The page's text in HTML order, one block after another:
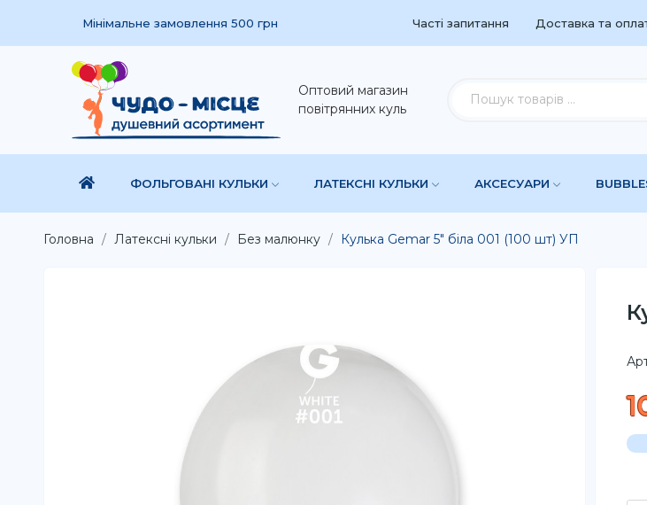
Мінімальне замовлення 500 грн Часті запитання Доставка та
Оптовий магазин
повітрянних куль
ФОЛЬГОВАНІ КУЛЬКИ ЛАТЕКСНІ КУЛЬКИ АКСЕСУАРИ
Головна Латексні кульки Без малюнку Кулька Gemar 5" біла 001 (100 шт) УП